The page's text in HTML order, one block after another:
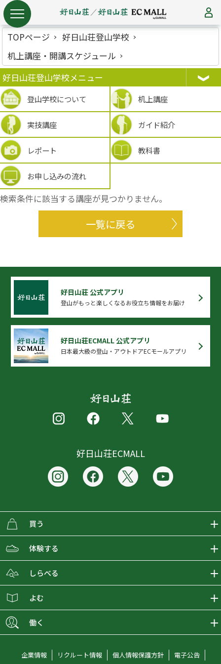
TOPページ
好日山荘登山学校
机上講座・開講スケジュール
好日山荘登山学校メニュー
登山学校について 机上講座
実技講座 ガイド紹介
レポート 教科書
お申し込みの流れ
検索条件に該当する講座が見つかりません。
一覧に戻る
好日山荘 公式アプリ
登山がもっと楽しくなるお役立ち情報をお届け
好日山荘ECMALL 公式アプリ
日本最大級の登山・アウトドアECモールアプリ
好日山荘ECMALL
買う
ECMALLの商品をさがす
取り扱いブランド一覧
ショップブログ
会員募集
体験する
おとな女子登山部
グラビティリサーチ
しらべる
登山レポート
オンラインコンシェルジュ
よむ
働く
企業情報 リクルート情報 個人情報保護方針 電子公告